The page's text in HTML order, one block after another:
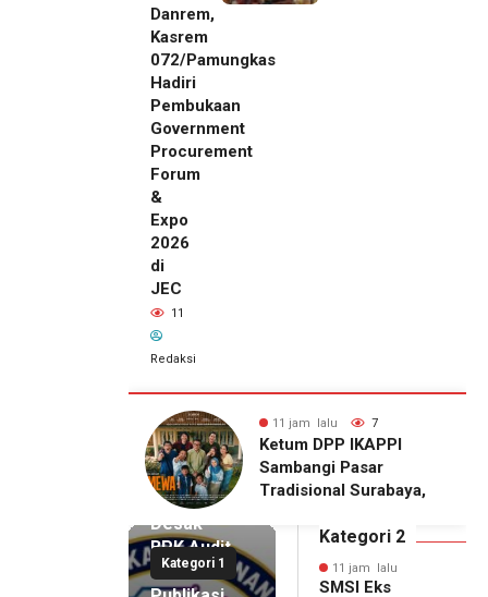
Danrem,
Kasrem
072/Pamungkas
Hadiri
Pembukaan
Government
Procurement
Forum
&
Expo
2026
di
JEC
11
Redaksi
11 jam lalu 11
Wakili Danrem, Kasrem
072/Pamungkas Hadiri
Pembukaan Government
Expo 2026 di JEC
Kategori 1
11 jam lalu
SMSI Eks
Karesidenan
Pati
Desak
BPK Audit
Dana
Kategori 2
11 jam lalu
SMSI Eks